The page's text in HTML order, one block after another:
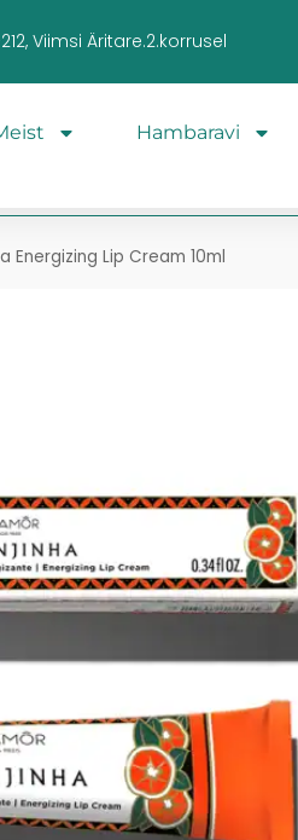
Viimsi Äritare.2.korrusel
Hambaravi
Energizing Lip Cream 10ml